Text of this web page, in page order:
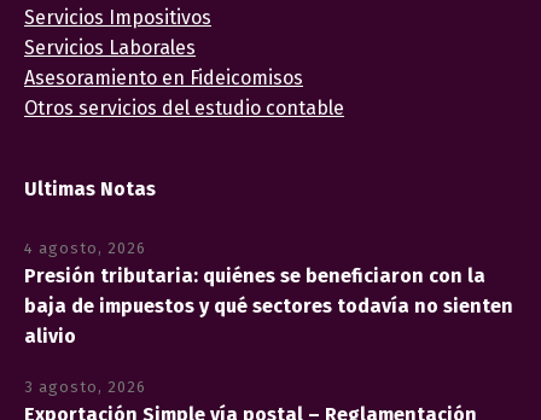
Servicios Impositivos
Servicios Laborales
Asesoramiento en Fideicomisos
Otros servicios del estudio contable
Ultimas Notas
4 agosto, 2026
Presión tributaria: quiénes se beneficiaron con la
baja de impuestos y qué sectores todavía no sienten
alivio
3 agosto, 2026
Exportación Simple vía postal – Reglamentación